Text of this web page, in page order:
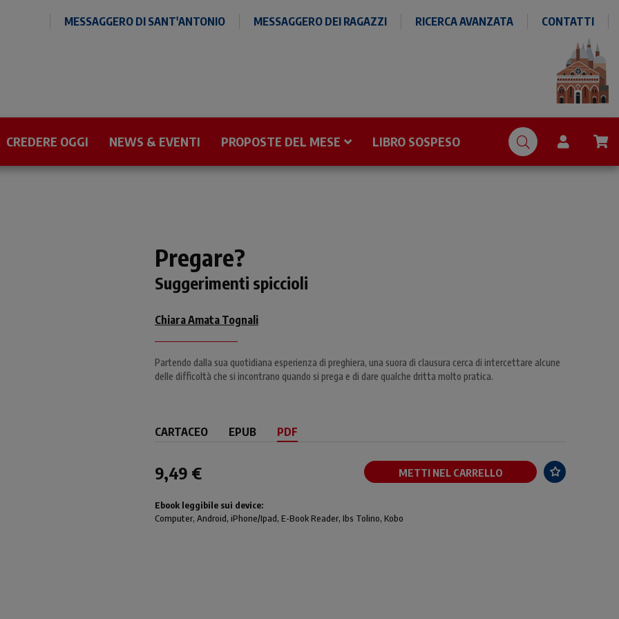
MESSAGGERO DI SANT'ANTONIO MESSAGGERO DEI RAGAZZI RICERCA AVANZATA CONTATTI
CREDERE OGGI NEWS & EVENTI PROPOSTE DEL MESE LIBRO SOSPESO
Pregare?
Suggerimenti spiccioli
Chiara Amata Tognali
Partendo dalla sua quotidiana esperienza di preghiera, una suora di clausura cerca di intercettare alcune
delle difficoltà che si incontrano quando si prega e di dare qualche dritta molto pratica.
CARTACEO EPUB PDF
9,49 € METTI NEL CARRELLO
Ebook leggibile sui device:
Computer, Android, iPhone/Ipad, E-Book Reader, Ibs Tolino, Kobo